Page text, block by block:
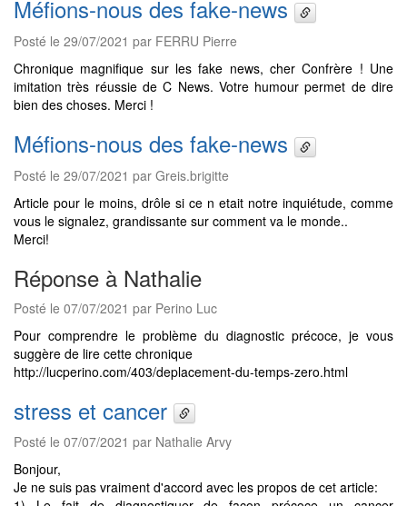
Méfions-nous des fake-news
Posté le 29/07/2021 par FERRU Pierre
Chronique magnifique sur les fake news, cher Confrère ! Une
imitation très réussie de C News. Votre humour permet de dire
bien des choses. Merci !
Méfions-nous des fake-news
Posté le 29/07/2021 par Greis.brigitte
Article pour le moins, drôle si ce n etait notre inquiétude, comme
vous le signalez, grandissante sur comment va le monde..
Merci!
Réponse à Nathalie
Posté le 07/07/2021 par Perino Luc
Pour comprendre le problème du diagnostic précoce, je vous
suggère de lire cette chronique
http://lucperino.com/403/deplacement-du-temps-zero.html
stress et cancer
Posté le 07/07/2021 par Nathalie Arvy
Bonjour,
Je ne suis pas vraiment d'accord avec les propos de cet article: